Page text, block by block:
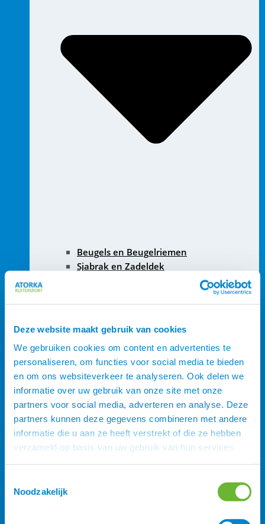
Deze website maakt gebruik van cookies
We gebruiken cookies om content en advertenties te
personaliseren, om functies voor social media te bieden
en om ons websiteverkeer te analyseren. Ook delen we
informatie over uw gebruik van onze site met onze
partners voor social media, adverteren en analyse. Deze
partners kunnen deze gegevens combineren met andere
informatie die u aan ze heeft verstrekt of die ze hebben
verzameld op basis van uw gebruik van hun services.
Noodzakelijk
Beugels en Beugelriemen
Sjabrak en Zadeldek
Kopijzers
Zadelaccessoires
Hoofdstellen en toebehoren